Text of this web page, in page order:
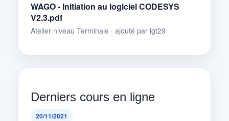
WAGO - Initiation au logiciel CODESYS
V2.3.pdf
Atelier niveau Terminale · ajouté par lgt29
Derniers cours en ligne
20/11/2021